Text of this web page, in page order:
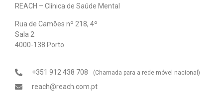
+351 912 438 708 (Chamada para a rede móvel nacional)
reach@reach.com.pt
REACH – Clínica de Saúde Mental
Rua de Camões nº 218, 4º
Sala 2
4000-138 Porto